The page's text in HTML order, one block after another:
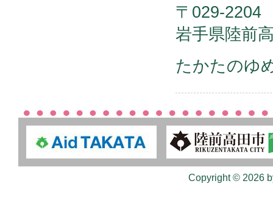
〒029-2204
岩手県陸前
たかたのゆ
Copyright © 2026